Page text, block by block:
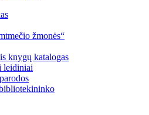
žmonės“
knygų katalogas
leidiniai